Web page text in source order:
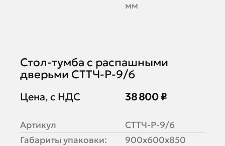
мм
Стол-тумба с распашными
дверьми СТТЧ-Р-9/6
Цена, с НДС 38 800 ₽
Артикул
СТТЧ-Р-9/6
Габариты упаковки:
900х600х850